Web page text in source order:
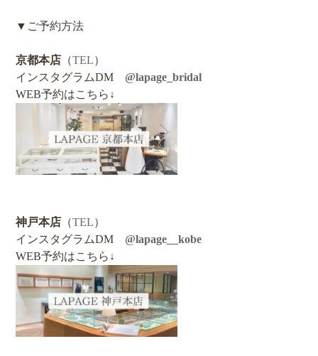
▼ご予約方法
京都本店 （TEL）
インスタグラムDM @lapage_bridal
WEB予約はこちら↓
神戸本店 （TEL）
インスタグラムDM @lapage__kobe
WEB予約はこちら↓